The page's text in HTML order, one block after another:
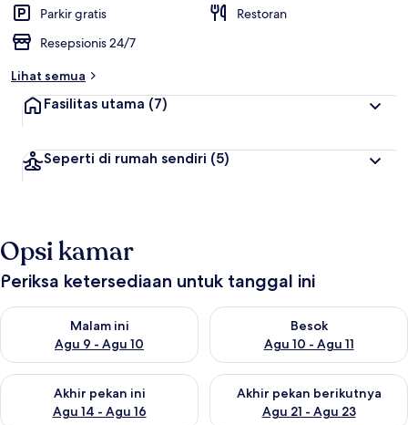
Parkir gratis
Restoran
Resepsionis 24/7
Lihat semua
Fasilitas utama (7)
Seperti di rumah sendiri (5)
Opsi kamar
Periksa ketersediaan untuk tanggal ini
Malam ini
Agu 9 - Agu 10
Periksa ketersediaan untuk malam ini Agu 9 - Agu 10
Besok
Agu 10 - Agu 11
Periksa ketersediaan untuk
Akhir pekan ini
Agu 14 - Agu 16
Periksa ketersediaan untuk akhir pekan ini Agu 14 - Agu 16
Akhir pekan berikutnya
Agu 21 - Agu 23
Periksa ketersediaan untuk